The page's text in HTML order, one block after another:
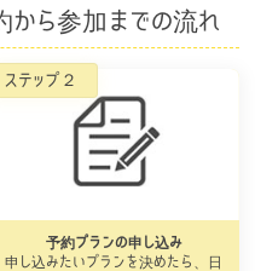
から参加までの流れ
予約プランの申し込み
申し込みたいプランを決めたら、日